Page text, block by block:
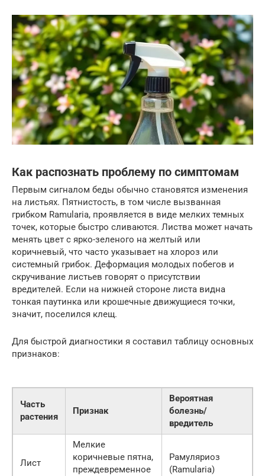
Как распознать проблему по симптомам
Первым сигналом беды обычно становятся изменения
на листьях. Пятнистость, в том числе вызванная
грибком Ramularia, проявляется в виде мелких темных
точек, которые быстро сливаются. Листва может начать
менять цвет с ярко-зеленого на желтый или
коричневый, что часто указывает на хлороз или
системный грибок. Деформация молодых побегов и
скручивание листьев говорят о присутствии
вредителей. Если на нижней стороне листа видна
тонкая паутинка или крошечные движущиеся точки,
значит, поселился клещ.
Для быстрой диагностики я составил таблицу основных
признаков:
Часть
растения
Признак
Вероятная
болезнь/
вредитель
Лист
Мелкие
коричневые пятна,
преждевременное
Рамуляриоз
(Ramularia)